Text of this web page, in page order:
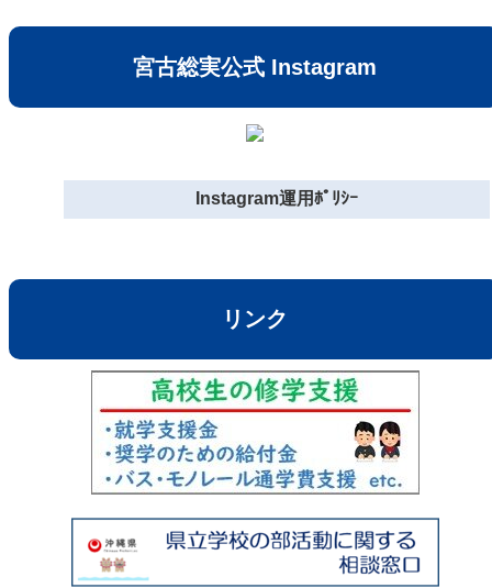
宮古総実公式 Instagram
Instagram運用ﾎﾟﾘｼｰ
リンク